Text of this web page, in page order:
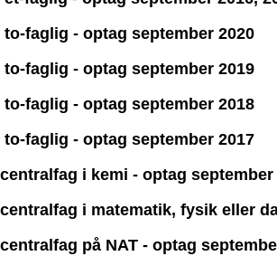
faglig - optag september 2020
faglig - optag september 2019
faglig - optag september 2018
faglig - optag september 2017
i kemi - optag september
i matematik, fysik eller
på NAT - optag